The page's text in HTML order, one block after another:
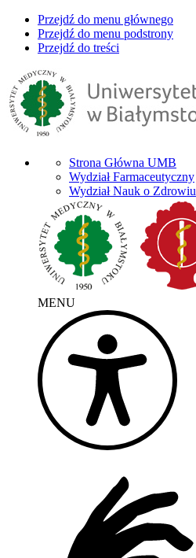
Przejdź do menu głównego
Przejdź do menu podstrony
Przejdź do treści
Strona Główna UMB
Wydział Farmaceutyczny
Wydział Nauk o Zdrowiu
MENU